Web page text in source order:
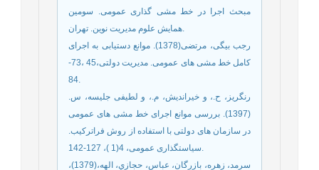
مبحث اجرا در خط مشی گذاری عمومی. سومین
رجب بیگی، مرتضی(1378). موانع دستیابی به اجرای
کامل خط مشی های عمومی. مدیریت دولتی،45 ،73-
رنگریز، ح.، و خیراندیش، م.، و لطیفی جلیسه، س.
(1397). بررسی موانع اجرای خط مشی های عمومی
در سازمان های دولتی با استفاده از روش فراترکیب.
سرمد، زهره، بازرگان، عباس، حجازي، الهه،(1379)،